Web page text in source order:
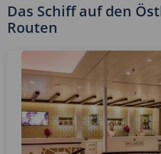
Das Schiff auf den
Routen